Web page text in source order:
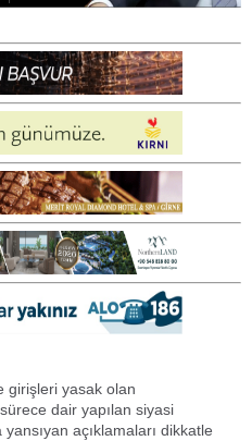
girişleri yasak olan
dair yapılan siyasi
açıklamaları dikkatle